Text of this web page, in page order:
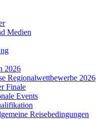
Medien
2026
Regionalwettbewerbe 2026
Finale
Events
Reisebedingungen